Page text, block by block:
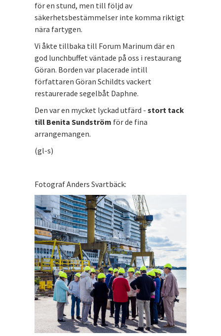
för en stund, men till följd av
säkerhetsbestämmelser inte komma riktigt
nära fartygen.
Vi åkte tillbaka till Forum Marinum där en
god lunchbuffet väntade på oss i restaurang
Göran. Borden var placerade intill
författaren Göran Schildts vackert
restaurerade segelbåt Daphne.
Den var en mycket lyckad utfärd - stort tack
till Benita Sundström för de fina
arrangemangen.
(gl-s)
Fotograf Anders Svartbäck: